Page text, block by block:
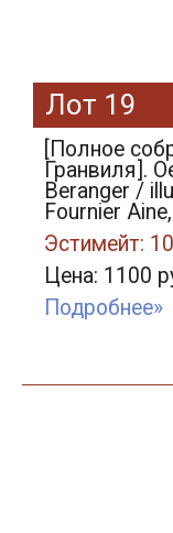
Лот 19
[Полное
Гранвиля].
Beranger /
Fournier
Эстимейт:
Цена: 1100
Подробнее»